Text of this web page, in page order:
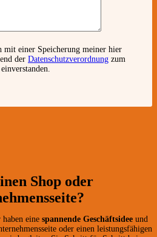
mit einer Speicherung meiner hier
der Datenschutzverordnung zum
Shop oder
haben eine spannende Geschäftsidee und
oder einen leistungsfähigen